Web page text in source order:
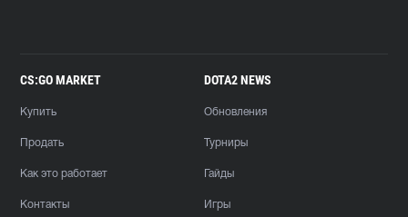
CS:GO MARKET
Купить
Продать
Как это работает
Контакты
DOTA2 NEWS
Обновления
Турниры
Гайды
Игры